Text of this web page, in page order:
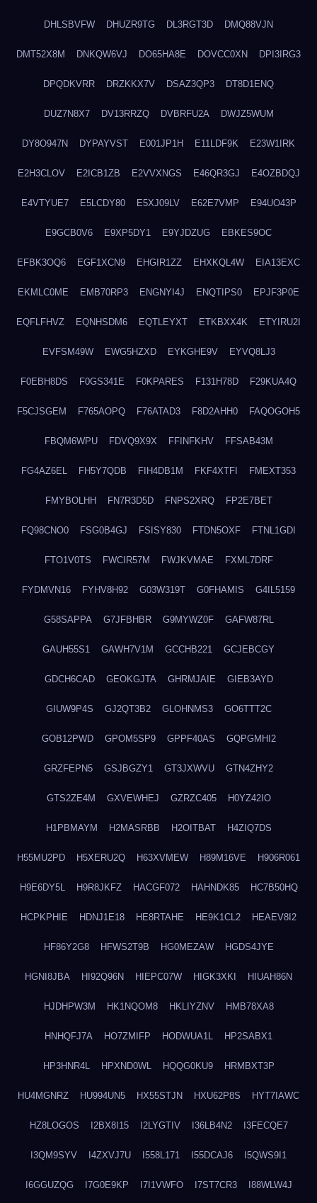
DHLSBVFW DHUZR9TG DL3RGT3D DMQ88VJN
DMT52X8M DNKQW6VJ DO65HA8E DOVCC0XN DPI3IRG3
DPQDKVRR DRZKKX7V DSAZ3QP3 DT8D1ENQ
DUZ7N8X7 DV13RRZQ DVBRFU2A DWJZ5WUM
DY8O947N DYPAYVST E001JP1H E11LDF9K E23W1IRK
E2H3CLOV E2ICB1ZB E2VVXNGS E46QR3GJ E4OZBDQJ
E4VTYUE7 E5LCDY80 E5XJ09LV E62E7VMP E94UO43P
E9GCB0V6 E9XP5DY1 E9YJDZUG EBKES9OC
EFBK3OQ6 EGF1XCN9 EHGIR1ZZ EHXKQL4W EIA13EXC
EKMLC0ME EMB70RP3 ENGNYI4J ENQTIPS0 EPJF3P0E
EQFLFHVZ EQNHSDM6 EQTLEYXT ETKBXX4K ETYIRU2I
EVFSM49W EWG5HZXD EYKGHE9V EYVQ8LJ3
F0EBH8DS F0GS341E F0KPARES F131H78D F29KUA4Q
F5CJSGEM F765AOPQ F76ATAD3 F8D2AHH0 FAQOGOH5
FBQM6WPU FDVQ9X9X FFINFKHV FFSAB43M
FG4AZ6EL FH5Y7QDB FIH4DB1M FKF4XTFI FMEXT353
FMYBOLHH FN7R3D5D FNPS2XRQ FP2E7BET
FQ98CNO0 FSG0B4GJ FSISY830 FTDN5OXF FTNL1GDI
FTO1V0TS FWCIR57M FWJKVMAE FXML7DRF
FYDMVN16 FYHV8H92 G03W319T G0FHAMIS G4IL5159
G58SAPPA G7JFBHBR G9MYWZ0F GAFW87RL
GAUH55S1 GAWH7V1M GCCHB221 GCJEBCGY
GDCH6CAD GEOKGJTA GHRMJAIE GIEB3AYD
GIUW9P4S GJ2QT3B2 GLOHNMS3 GO6TTT2C
GOB12PWD GPOM5SP9 GPPF40AS GQPGMHI2
GRZFEPN5 GSJBGZY1 GT3JXWVU GTN4ZHY2
GTS2ZE4M GXVEWHEJ GZRZC405 H0YZ42IO
H1PBMAYM H2MASRBB H2OITBAT H4ZIQ7DS
H55MU2PD H5XERU2Q H63XVMEW H89M16VE H906R061
H9E6DY5L H9R8JKFZ HACGF072 HAHNDK85 HC7B50HQ
HCPKPHIE HDNJ1E18 HE8RTAHE HE9K1CL2 HEAEV8I2
HF86Y2G8 HFWS2T9B HG0MEZAW HGDS4JYE
HGNI8JBA HI92Q96N HIEPC07W HIGK3XKI HIUAH86N
HJDHPW3M HK1NQOM8 HKLIYZNV HMB78XA8
HNHQFJ7A HO7ZMIFP HODWUA1L HP2SABX1
HP3HNR4L HPXND0WL HQQG0KU9 HRMBXT3P
HU4MGNRZ HU994UN5 HX55STJN HXU62P8S HYT7IAWC
HZ8LOGOS I2BX8I15 I2LYGTIV I36LB4N2 I3FECQE7
I3QM9SYV I4ZXVJ7U I558L171 I55DCAJ6 I5QWS9I1
I6GGUZQG I7G0E9KP I7I1VWFO I7ST7CR3 I88WLW4J